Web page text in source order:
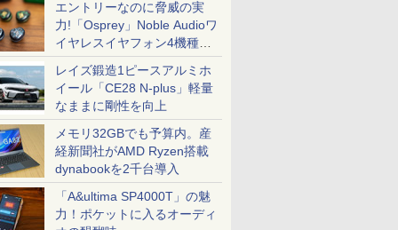
エントリーなのに脅威の実
力!「Osprey」Noble Audioワ
イヤレスイヤフォン4機種を
一気に聴く
レイズ鍛造1ピースアルミホ
イール「CE28 N-plus」軽量
なままに剛性を向上
メモリ32GBでも予算内。産
経新聞社がAMD Ryzen搭載
dynabookを2千台導入
「A&ultima SP4000T」の魅
力！ポケットに入るオーディ